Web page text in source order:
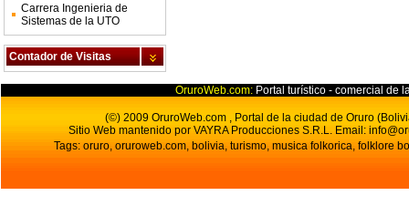
Carrera Ingenieria de
Sistemas de la UTO
Contador de Visitas
OruroWeb.com: Portal turístico - comercial de
(©) 2009 OruroWeb.com , Portal de la ciudad de Oruro
Sitio Web mantenido por VAYRA Producciones S.R.L. Email:
Tags: oruro, oruroweb.com, bolivia, turismo, musica folkorica, folklore